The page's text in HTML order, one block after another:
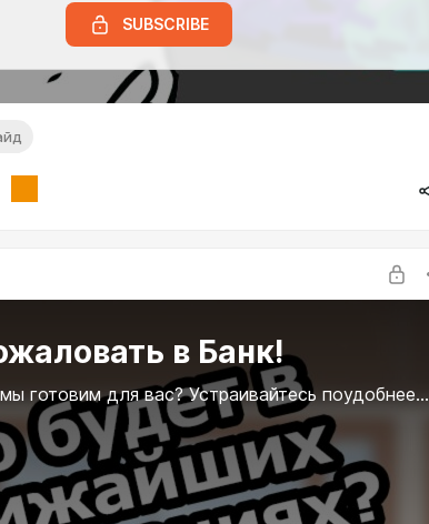
SUBSCRIBE
в Банк!
готовим для вас? Устраивайтесь поудобнее...